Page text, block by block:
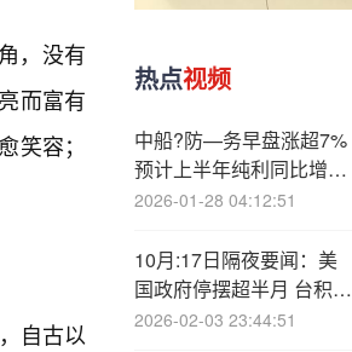
，没有
而富有
容；
自古以
热点视频
中船?防—务早盘涨超7%
预计上半年纯利同比增超
两倍
2026-01-28 04:12:51
10月:17日隔夜要闻：美
国政府停摆超半月 台积电
看好AI需求 美部长称正与
2026-02-03 23:44:51